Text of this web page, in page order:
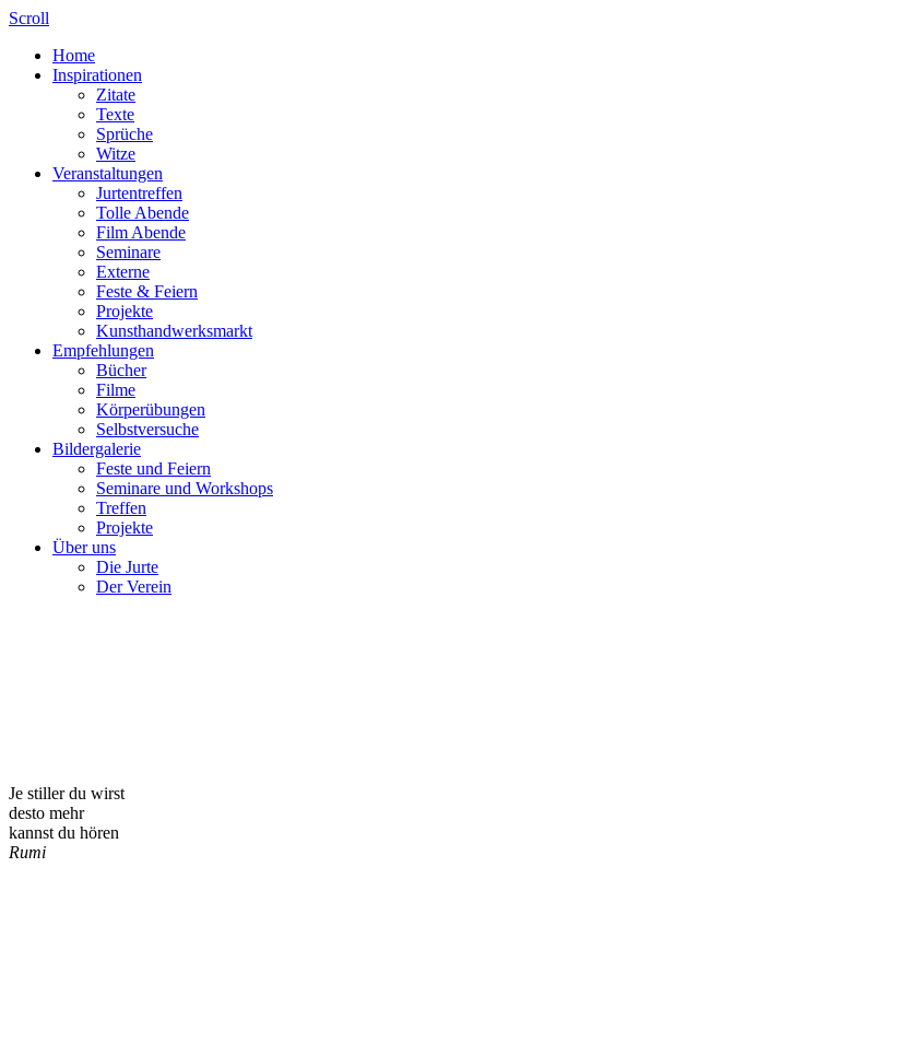
Scroll
Home
Inspirationen
Zitate
Texte
Sprüche
Witze
Veranstaltungen
Jurtentreffen
Tolle Abende
Film Abende
Seminare
Externe
Feste & Feiern
Projekte
Kunsthandwerksmarkt
Empfehlungen
Bücher
Filme
Körperübungen
Selbstversuche
Bildergalerie
Feste und Feiern
Seminare und Workshops
Treffen
Projekte
Über uns
Die Jurte
Der Verein
Je stiller du wirst
desto mehr
kannst du hören
Rumi